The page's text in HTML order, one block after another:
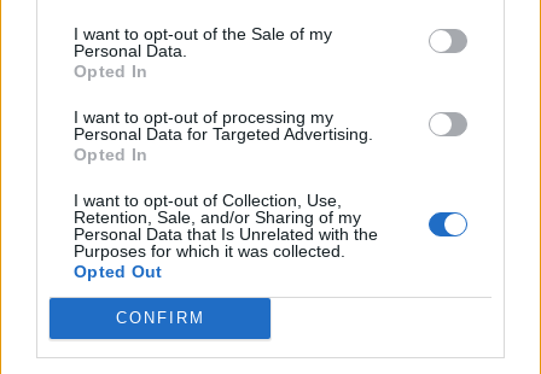
I want to opt-out of the Sale of my
Personal Data.
Opted In
I want to opt-out of processing my
Personal Data for Targeted Advertising.
Opted In
I want to opt-out of Collection, Use,
Retention, Sale, and/or Sharing of my
Personal Data that Is Unrelated with the
Purposes for which it was collected.
Opted Out
CONFIRM
Adelmanék titka 2016